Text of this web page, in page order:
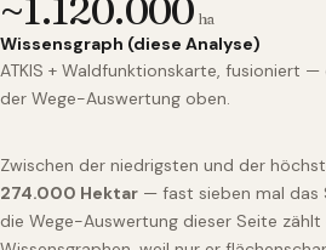
~1.120.000 ha
Wissensgraph (diese Analyse)
ATKIS + Waldfunktionskarte, fusioniert
der Wege-Auswertung oben.
Zwischen der niedrigsten und der
274.000 Hektar — fast sieben mal das
die Wege-Auswertung dieser Seite zählt